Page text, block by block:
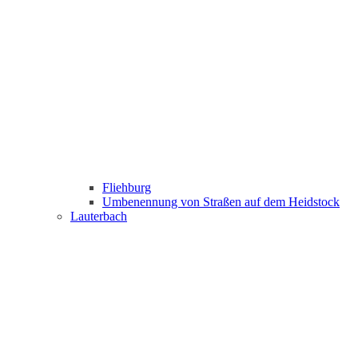
Fliehburg
Umbenennung von Straßen auf dem Heidstock
Lauterbach